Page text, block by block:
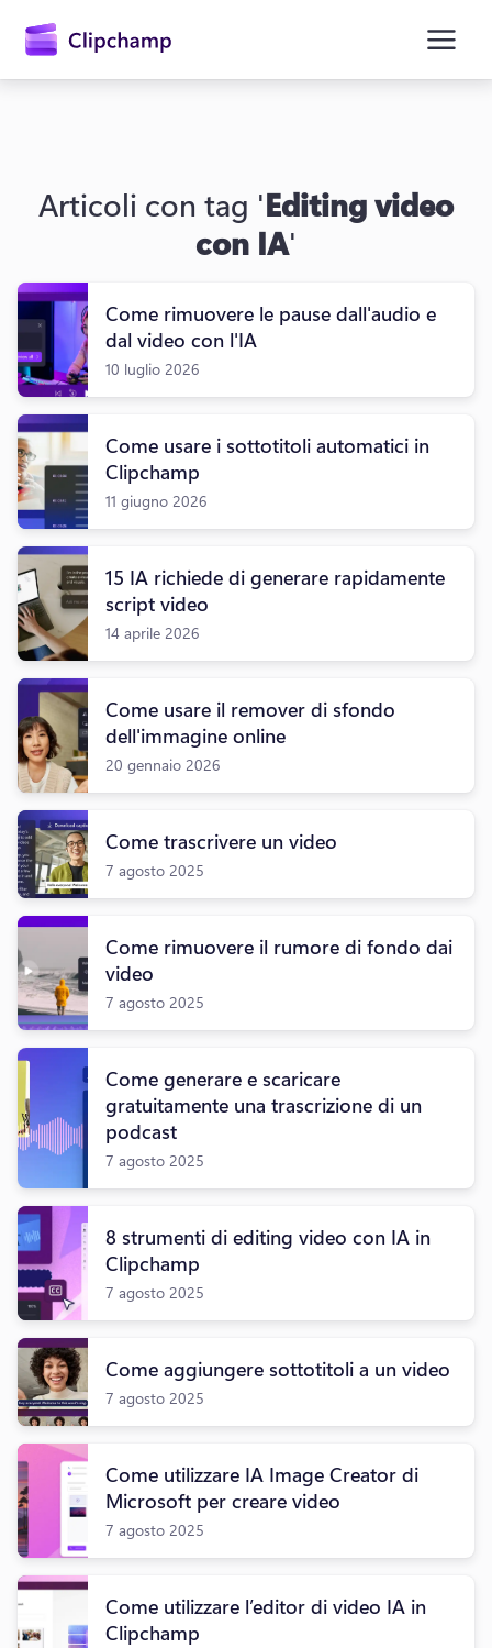
principale
Accedi
Provalo gratuitamente
Articoli con tag 'Editing video
con IA'
Come rimuovere le pause dall'audio e
dal video con l'IA
10 luglio 2026
Come usare i sottotitoli automatici in
Clipchamp
11 giugno 2026
15 IA richiede di generare rapidamente
script video
14 aprile 2026
Come usare il remover di sfondo
dell'immagine online
20 gennaio 2026
Come trascrivere un video
7 agosto 2025
Come rimuovere il rumore di fondo dai
video
7 agosto 2025
Come generare e scaricare
gratuitamente una trascrizione di un
podcast
7 agosto 2025
8 strumenti di editing video con IA in
Clipchamp
7 agosto 2025
Come aggiungere sottotitoli a un video
7 agosto 2025
Come utilizzare IA Image Creator di
Microsoft per creare video
7 agosto 2025
Come utilizzare l’editor di video IA in
Clipchamp